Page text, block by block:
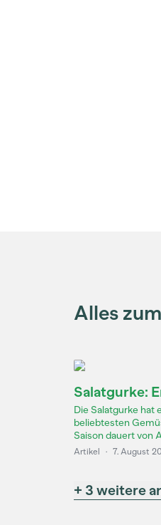
Alles
Salatgurke:
Die Salatgurke hat
beliebtesten
Saison dauert von
Artikel · 7. August
+ 3 weitere